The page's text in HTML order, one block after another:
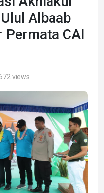
Albaab
Permata CAI
views